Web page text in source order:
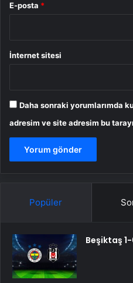
E-posta *
İnternet sitesi
Daha sonraki yorumlarımda
adresim ve site adresim bu
Popüler
Beşiktaş